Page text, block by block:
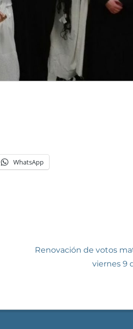
WhatsApp
SiguienteRenovación de votos
viernes 9